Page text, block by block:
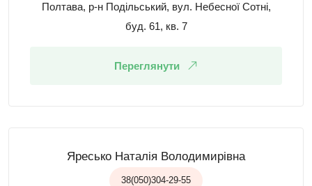
Полтава, р-н Подільський, вул. Небесної Сотні,
буд. 61, кв. 7
Переглянути
Яресько Наталія Володимирівна
38(050)304-29-55